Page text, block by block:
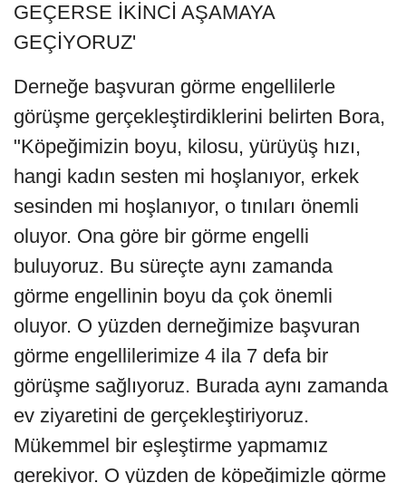
GEÇERSE İKİNCİ AŞAMAYA
GEÇİYORUZ'
Derneğe başvuran görme engellilerle
görüşme gerçekleştirdiklerini belirten Bora,
"Köpeğimizin boyu, kilosu, yürüyüş hızı,
hangi kadın sesten mi hoşlanıyor, erkek
sesinden mi hoşlanıyor, o tınıları önemli
oluyor. Ona göre bir görme engelli
buluyoruz. Bu süreçte aynı zamanda
görme engellinin boyu da çok önemli
oluyor. O yüzden derneğimize başvuran
görme engellilerimize 4 ila 7 defa bir
görüşme sağlıyoruz. Burada aynı zamanda
ev ziyaretini de gerçekleştiriyoruz.
Mükemmel bir eşleştirme yapmamız
gerekiyor. O yüzden de köpeğimizle görme